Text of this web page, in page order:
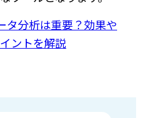
タ分析は重要？効果や
ントを解説